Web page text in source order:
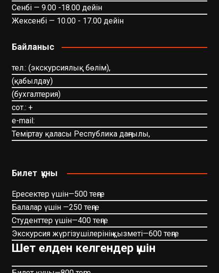
Сенбі — 9.00 -18.00 дейін
Жексенбі — 10.00 - 17.00 дейін
Байланыс
тел.: (экскурсиялық бөлім),
(қабылдау)
(бухгалтерия)
сот.: +
e-mail:
Теміртау қаласы Республика даңғылы,
Билет құны
Ересектер үшін—500 теңге
Балалар үшін —250 теңге
Студенттер үшін—400 теңге
Экскурсия жүргізушілерінің қызметі—600 теңге
Шет елден келгендер үшін